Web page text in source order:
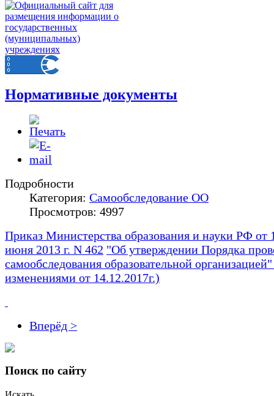
Нормативные документы
Подробности
Категория: Самообследование ОО
Просмотров: 4997
Приказ Министерства образования и науки РФ от
июня 2013 г. N 462 "Об утверждении Порядка
самообследования образовательной
изменениями от 14.12.2017г.)
Вперёд >
Поиск по сайту